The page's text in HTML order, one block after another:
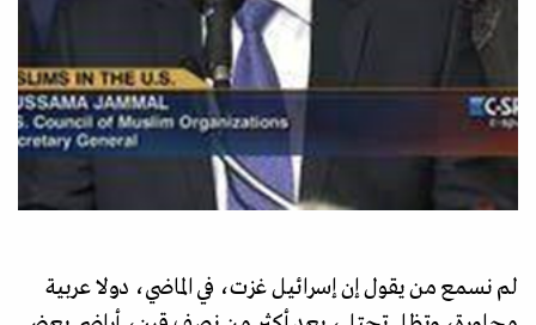
لم نسمع من يقول إن إسرائيل غزت، في الماضي، دولا عربية